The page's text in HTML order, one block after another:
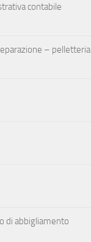
contabile
– pelletteria
di abbigliamento